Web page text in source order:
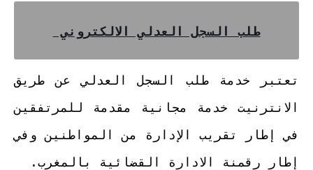
طلب السجل العدلي الالكتروني
تعتبر خدمة طلب السجل العدلي عن طريق
الانترنيت خدمة مجانية مقدمة للمرتفقين
في إطار تقريب الإدارة من المواطنين وفي
إطار رقمنة الادارة القضائية بالمغرب.